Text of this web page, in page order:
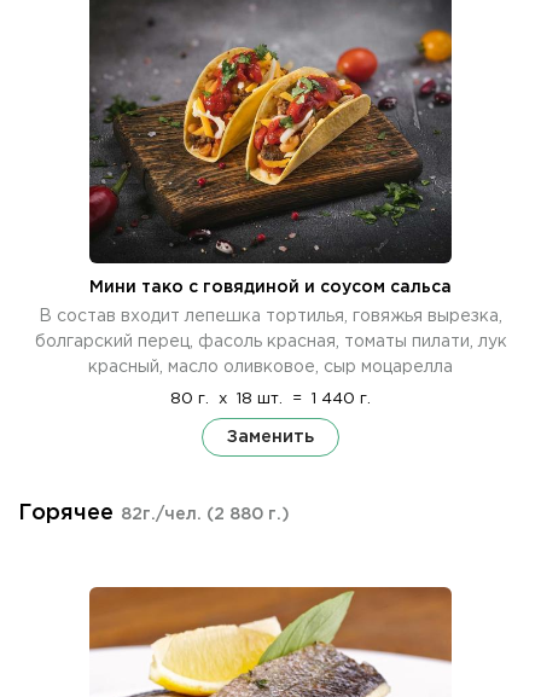
Мини тако с говядиной и соусом сальса
В состав входит лепешка тортилья, говяжья вырезка,
болгарский перец, фасоль красная, томаты пилати, лук
красный, масло оливковое, сыр моцарелла
80 г. x 18 шт. = 1 440 г.
Заменить
Горячее 82г./чел. (2 880 г.)